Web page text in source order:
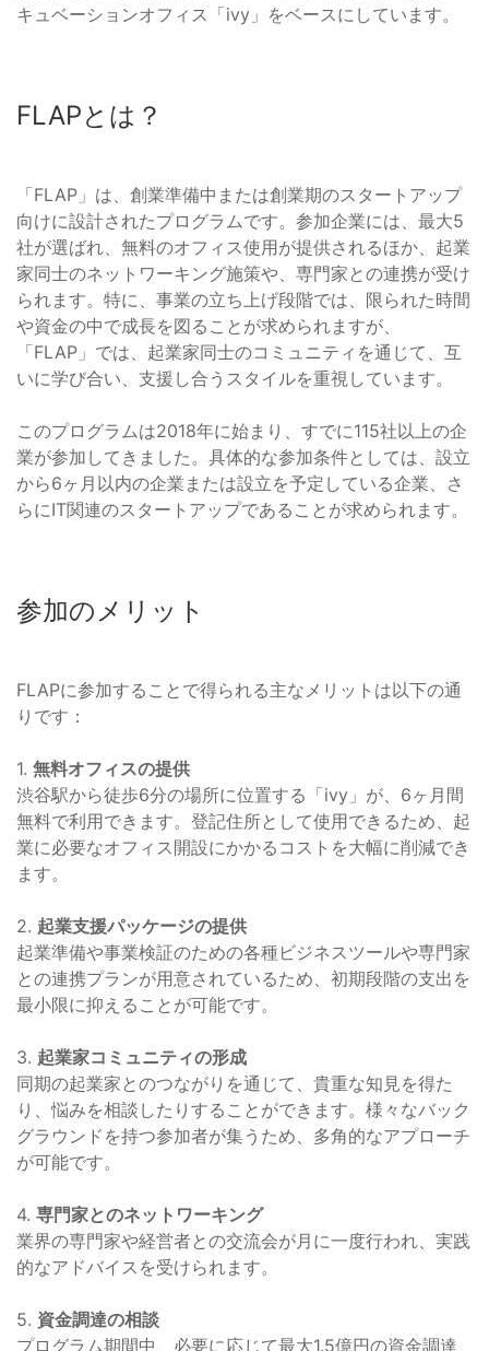
キュベーションオフィス「ivy」をベースにしています。
FLAPとは？
「FLAP」は、創業準備中または創業期のスタートアップ
向けに設計されたプログラムです。参加企業には、最大5
社が選ばれ、無料のオフィス使用が提供されるほか、起業
家同士のネットワーキング施策や、専門家との連携が受け
られます。特に、事業の立ち上げ段階では、限られた時間
や資金の中で成長を図ることが求められますが、
「FLAP」では、起業家同士のコミュニティを通じて、互
いに学び合い、支援し合うスタイルを重視しています。
このプログラムは2018年に始まり、すでに115社以上の企
業が参加してきました。具体的な参加条件としては、設立
から6ヶ月以内の企業または設立を予定している企業、さ
らにIT関連のスタートアップであることが求められます。
参加のメリット
FLAPに参加することで得られる主なメリットは以下の通
りです：
1. 無料オフィスの提供
渋谷駅から徒歩6分の場所に位置する「ivy」が、6ヶ月間
無料で利用できます。登記住所として使用できるため、起
業に必要なオフィス開設にかかるコストを大幅に削減でき
ます。
2. 起業支援パッケージの提供
起業準備や事業検証のための各種ビジネスツールや専門家
との連携プランが用意されているため、初期段階の支出を
最小限に抑えることが可能です。
3. 起業家コミュニティの形成
同期の起業家とのつながりを通じて、貴重な知見を得た
り、悩みを相談したりすることができます。様々なバック
グラウンドを持つ参加者が集うため、多角的なアプローチ
が可能です。
4. 専門家とのネットワーキング
業界の専門家や経営者との交流会が月に一度行われ、実践
的なアドバイスを受けられます。
5. 資金調達の相談
プログラム期間中、必要に応じて最大1.5億円の資金調達